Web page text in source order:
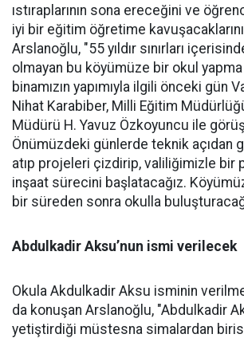
ıstıraplarının sona ereceğini ve
iyi bir eğitim öğretime
Arslanoğlu, "55 yıldır sınırları
olmayan bu köyümüze bir okul yapma
binamızın yapımıyla ilgili önceki gün
Nihat Karabiber, Milli Eğitim
Müdürü H. Yavuz Özkoyuncu ile
Önümüzdeki günlerde teknik açıdan
atıp projeleri çizdirip, valiliğimizle bir
inşaat sürecini başlatacağız.
bir süreden sonra okulla
Abdulkadir Aksu’nun ismi verilecek
Okula Akdulkadir Aksu isminin
da konuşan Arslanoğlu, "Abdulkadir
yetiştirdiği müstesna simalardan